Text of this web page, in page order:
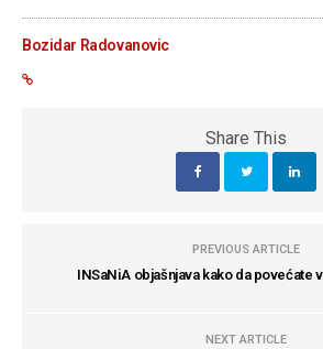
Bozidar Radovanovic
Share This
PREVIOUS ARTICLE
INSaNiA objašnjava kako da povećate
NEXT ARTICLE